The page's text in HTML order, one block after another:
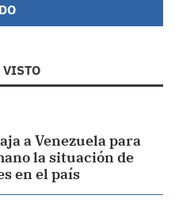
VISTO
a Venezuela para
la situación de
en el país